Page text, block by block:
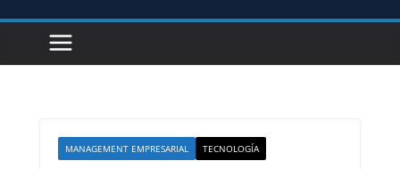
MANAGEMENT EMPRESARIAL TECNOLOGÍA